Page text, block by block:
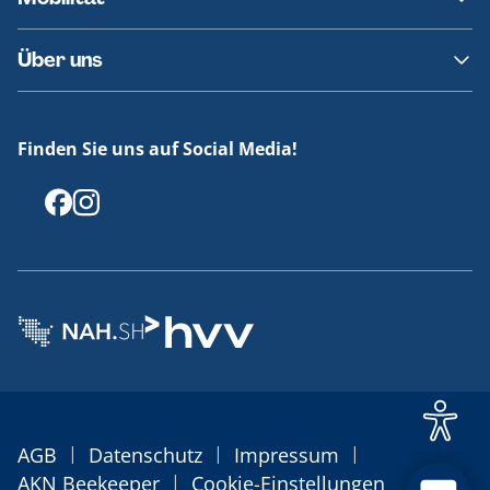
Fundsachen
Häufige Fragen
Barrierefreies Reisen
Erklärung Barrierefreiheit
Über uns
Offenlegungen
Finden Sie uns auf Social Media!
AGB | Datenschutz | Impressum |
AKN Beekeeper | Cookie-Einstellungen